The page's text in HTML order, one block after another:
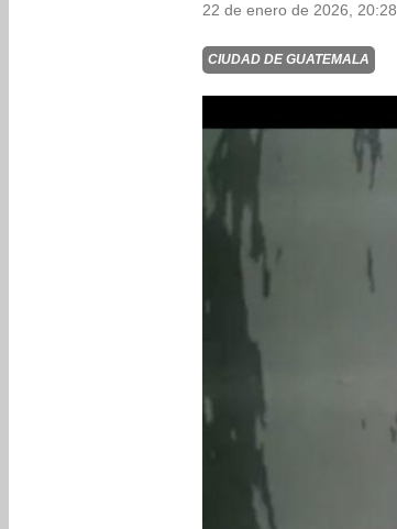
22 de enero de 2026, 20:28
CIUDAD DE GUATEMALA